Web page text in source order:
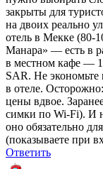
закрыты для
на двоих реально
отель в Мекке (80-
Манара» — есть в
в местном кафе —
SAR. Не
в отеле.
цены вдвое.
симки по Wi-Fi). И
оно обязательно
(показываете при
Ответить